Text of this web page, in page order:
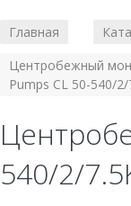
Главная
Центробежный
Pumps CL 50-540/2/
540/2/